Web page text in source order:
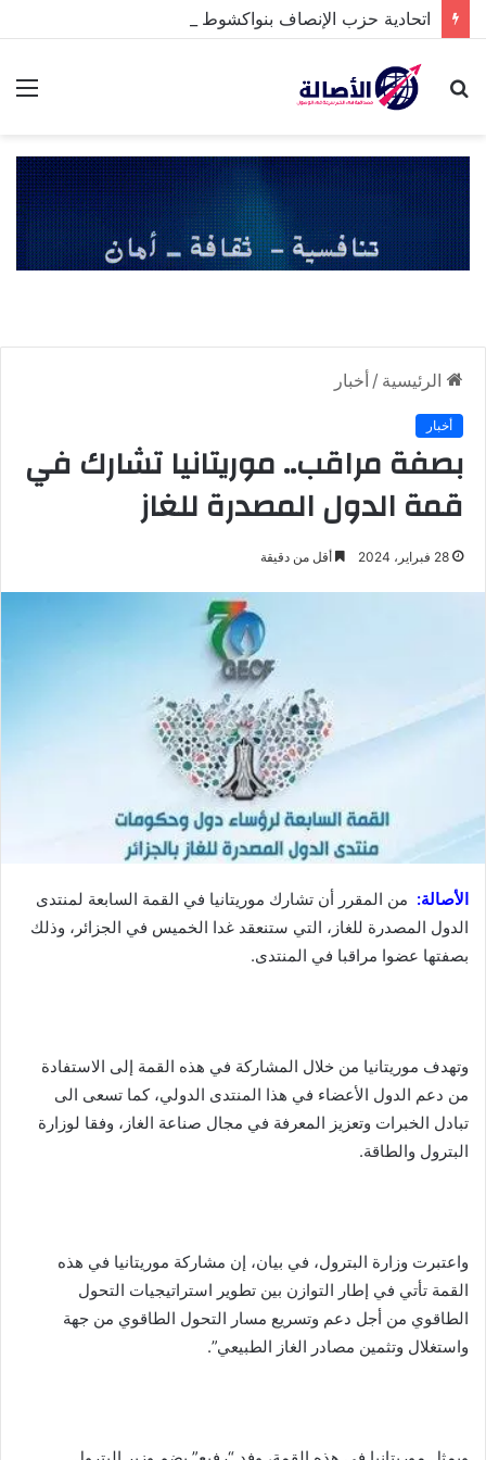
بحث
الرئيسية / أخبار
أخبار
بصفة مراقب.. موريتانيا تشارك في
قمة الدول المصدرة للغاز
28 فبراير، 2024 أقل من دقيقة
الأصالة: من المقرر أن تشارك موريتانيا في القمة السابعة لمنتدى
الدول المصدرة للغاز، التي ستنعقد غدا الخميس في الجزائر، وذلك
بصفتها عضوا مراقبا في المنتدى.
وتهدف موريتانيا من خلال المشاركة في هذه القمة إلى الاستفادة
من دعم الدول الأعضاء في هذا المنتدى الدولي، كما تسعى الى
تبادل الخبرات وتعزيز المعرفة في مجال صناعة الغاز، وفقا لوزارة
البترول والطاقة.
واعتبرت وزارة البترول، في بيان، إن مشاركة موريتانيا في هذه
القمة تأتي في إطار التوازن بين تطوير استراتيجيات التحول
الطاقوي من أجل دعم وتسريع مسار التحول الطاقوي من جهة
واستغلال وتثمين مصادر الغاز الطبيعي”.